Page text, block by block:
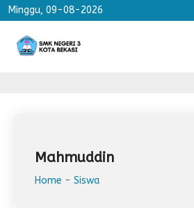
Minggu, 09-08-2026
Mahmuddin
Home - Siswa